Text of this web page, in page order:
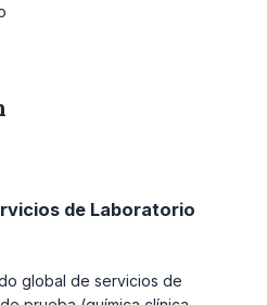
de Laboratorio
global de servicios de